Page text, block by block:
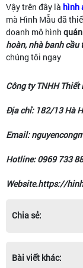
Vậy trên đây là hình
mà Hình Mẫu đã
doanh mô hình
hoàn, nhà banh
chúng tôi ngay
Công ty TNHH Thiết
Địa chỉ: 182/13 Hà
Email:
Hotline: 0969 733
Website.https://
Chia sẻ:
Bài viết khác: